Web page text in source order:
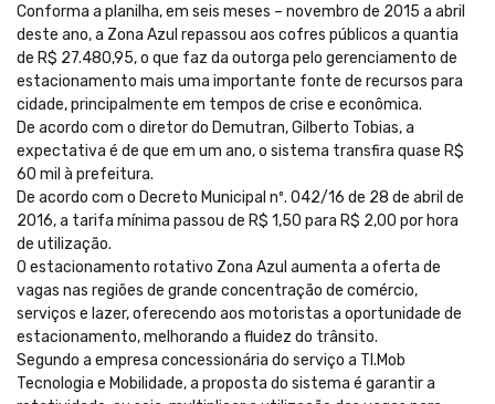
Conforma a planilha, em seis meses – novembro de 2015 a abril
deste ano, a Zona Azul repassou aos cofres públicos a quantia
de R$ 27.480,95, o que faz da outorga pelo gerenciamento de
estacionamento mais uma importante fonte de recursos para
cidade, principalmente em tempos de crise e econômica.
De acordo com o diretor do Demutran, Gilberto Tobias, a
expectativa é de que em um ano, o sistema transfira quase R$
60 mil à prefeitura.
De acordo com o Decreto Municipal nº. 042/16 de 28 de abril de
2016, a tarifa mínima passou de R$ 1,50 para R$ 2,00 por hora
de utilização.
O estacionamento rotativo Zona Azul aumenta a oferta de
vagas nas regiões de grande concentração de comércio,
serviços e lazer, oferecendo aos motoristas a oportunidade de
estacionamento, melhorando a fluidez do trânsito.
Segundo a empresa concessionária do serviço a TI.Mob
Tecnologia e Mobilidade, a proposta do sistema é garantir a